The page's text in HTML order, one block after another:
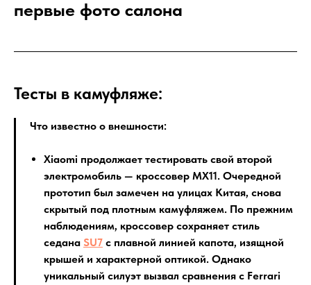
первые фото салона
Тесты в камуфляже:
Что известно о внешности:
Xiaomi продолжает тестировать свой второй
электромобиль — кроссовер MX11. Очередной
прототип был замечен на улицах Китая, снова
скрытый под плотным камуфляжем. По прежним
наблюдениям, кроссовер сохраняет стиль
седана SU7 с плавной линией капота, изящной
крышей и характерной оптикой. Однако
уникальный силуэт вызвал сравнения с Ferrari